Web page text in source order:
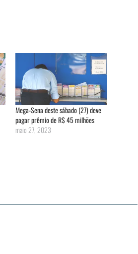
Mega-Sena deste sábado (27) deve
pagar prêmio de R$ 45 milhões
maio 27, 2023